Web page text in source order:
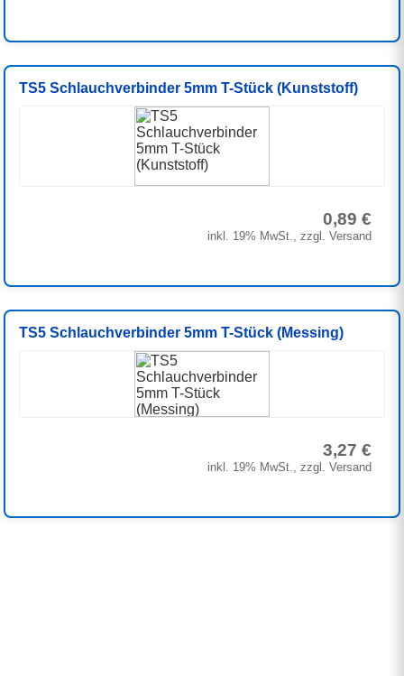
TS5 Schlauchverbinder 5mm T-Stück (Kunststoff)
0,89 €
inkl. 19% MwSt., zzgl. Versand
TS5 Schlauchverbinder 5mm T-Stück (Messing)
3,27 €
inkl. 19% MwSt., zzgl. Versand